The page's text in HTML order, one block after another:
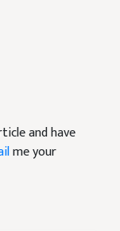
and have
me your